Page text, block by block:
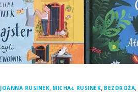
JOANNA RUSINEK, MICHAŁ RUSINEK, BEZDROŻA,